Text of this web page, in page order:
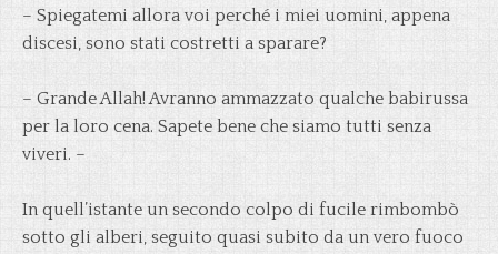
– Spiegatemi allora voi perché i miei uomini, appena
discesi, sono stati costretti a sparare?
– Grande Allah! Avranno ammazzato qualche babirussa
per la loro cena. Sapete bene che siamo tutti senza
viveri. –
In quell’istante un secondo colpo di fucile rimbombò
sotto gli alberi, seguito quasi subito da un vero fuoco